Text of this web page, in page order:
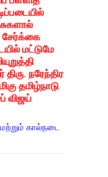
சேர்க்கை
மட்டுமே
நரேந்திர
தமிழ்நாடு
விஜய்
கால்நடை